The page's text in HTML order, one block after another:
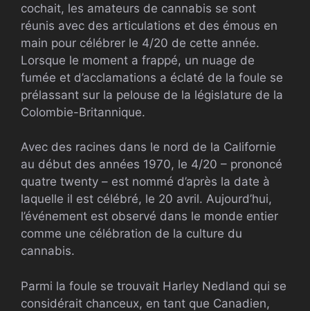
cochait, les amateurs de cannabis se sont
réunis avec des articulations et des émous en
main pour célébrer le 4/20 de cette année.
Lorsque le moment a frappé, un nuage de
fumée et d’acclamations a éclaté de la foule se
prélassant sur la pelouse de la législature de la
Colombie-Britannique.
Avec des racines dans le nord de la Californie
au début des années 1970, le 4/20 – prononcé
quatre twenty – est nommé d’après la date à
laquelle il est célébré, le 20 avril. Aujourd’hui,
l’événement est observé dans le monde entier
comme une célébration de la culture du
cannabis.
Parmi la foule se trouvait Harley Nedland qui se
considérait chanceux, en tant que Canadien,